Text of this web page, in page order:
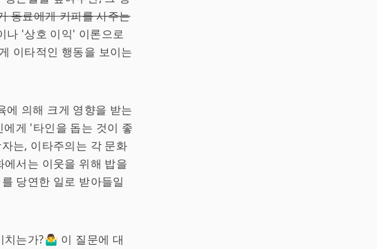
동료에게 커피를 사주는
나 '상호 이익' 이론으로
이타적인 행동을 보이는
에 의해 크게 영향을 받는
게 '타인을 돕는 것이 좋
는, 이타주의는 각 문화
서는 이웃을 위해 밥을
당연한 일로 받아들일
는가?🤷‍♂️ 이 질문에 대